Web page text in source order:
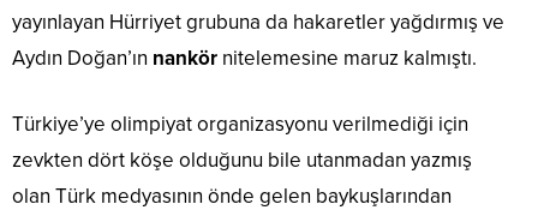
yayınlayan Hürriyet grubuna da hakaretler yağdırmış ve
Aydın Doğan’ın nankör nitelemesine maruz kalmıştı.
Türkiye’ye olimpiyat organizasyonu verilmediği için
zevkten dört köşe olduğunu bile utanmadan yazmış
olan Türk medyasının önde gelen baykuşlarından